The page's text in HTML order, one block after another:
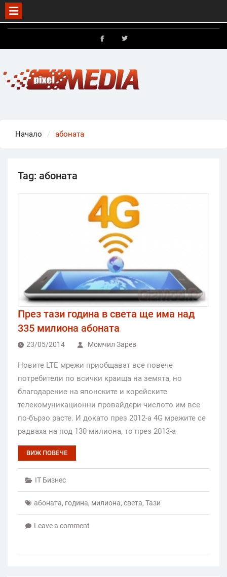
Skip
Начало абоната
Tag: абоната
През тази година в света ще има над
335 милиона абоната
23/05/2014 Момчил Зарев
Новите LTE мрежи приобщават все повече
потребители по всички краища на земята, но
благодарение на японските и корейските
телекомуникационни провайдери числото им все
по-бързо расте. И докато през 2012-а 4G мрежите се
радваха на под 130 милиона, то през 2013-а
ВИЖ ПОВЕЧЕ
IT Бизнес
абоната, година, милиона, света, Тази
Leave a comment